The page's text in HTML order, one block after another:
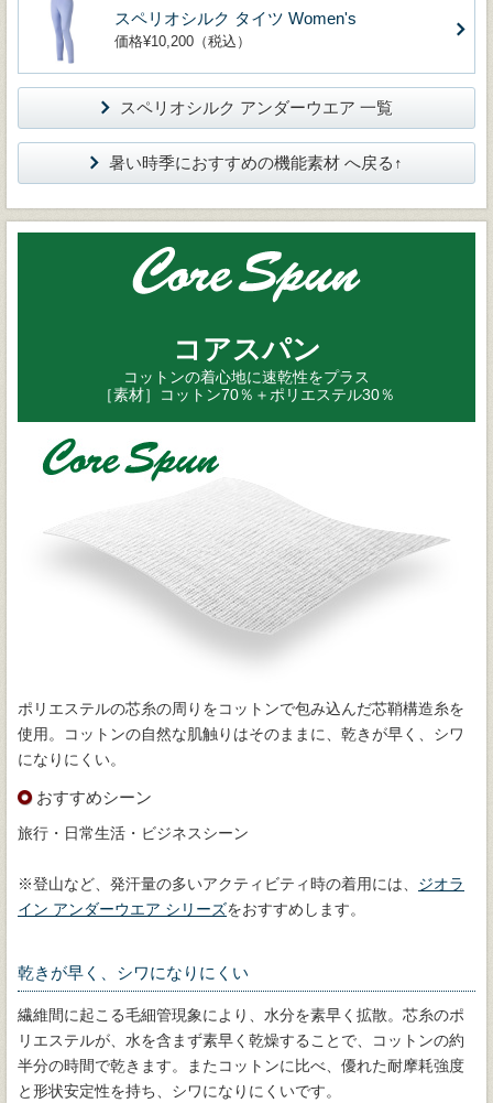
スペリオシルク タイツ Women's
価格¥10,200（税込）
スペリオシルク アンダーウエア 一覧
暑い時季におすすめの機能素材 へ戻る↑
コアスパン
コットンの着心地に速乾性をプラス
［素材］コットン70％＋ポリエステル30％
ポリエステルの芯糸の周りをコットンで包み込んだ芯鞘構造糸を
使用。コットンの自然な肌触りはそのままに、乾きが早く、シワ
になりにくい。
おすすめシーン
旅行・日常生活・ビジネスシーン
※登山など、発汗量の多いアクティビティ時の着用には、 ジオラ
イン アンダーウエア シリーズをおすすめします。
乾きが早く、シワになりにくい
繊維間に起こる毛細管現象により、水分を素早く拡散。芯糸のポ
リエステルが、水を含まず素早く乾燥することで、コットンの約
半分の時間で乾きます。またコットンに比べ、優れた耐摩耗強度
と形状安定性を持ち、シワになりにくいです。